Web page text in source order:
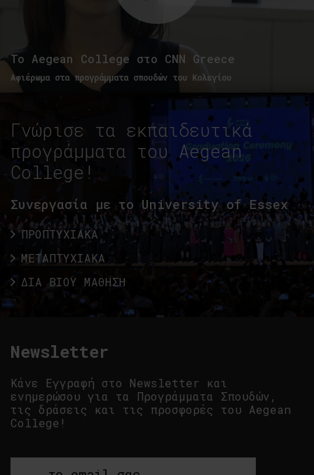
To Aegean College στο CNN Greece
Αφιέρωμα στα προγράμματα σπουδών του Κολεγίου
Γνώρισε τα εκπαιδευτικά
προγράμματα του Aegean
College!
Συνεργασία με το University of Essex
ΠΡΟΠΤΥΧΙΑΚΑ
ΜΕΤΑΠΤΥΧΙΑΚΑ
ΔΙΑ ΒΙΟΥ ΜΑΘΗΣΗ
Newsletter
Κάνε Εγγραφή στο Newsletter και
ενημερώσου για τα Προγράμματα Σπουδών,
τις δράσεις και τις προσφορές του Aegean
College!